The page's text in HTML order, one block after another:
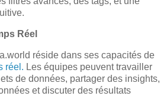
Réel
réside dans ses capacités de
réel. Les équipes peuvent travailler
de données, partager des insights,
et discuter des résultats